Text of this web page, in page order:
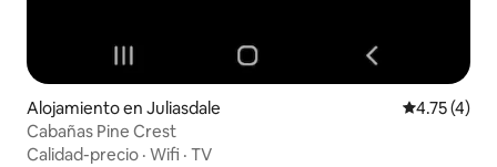
Alojamiento en Juliasdale Calificación
4.75 (4)
Cabañas Pine Crest
Calidad-precio · Wifi · TV